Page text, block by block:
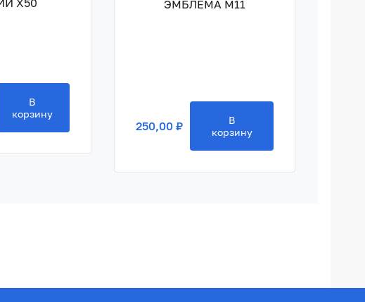
X50
В
корзину
ЭМБЛЕМА M11
250,00 ₽
В
корзину